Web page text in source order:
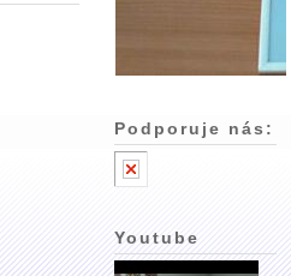
Podporuje nás:
Youtube